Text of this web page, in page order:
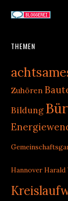
THEMEN
Zuhören
Bildung
Hannover Harald